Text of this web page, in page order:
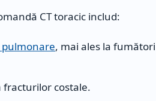
CT toracic includ:
, mai ales la
fracturilor costale.